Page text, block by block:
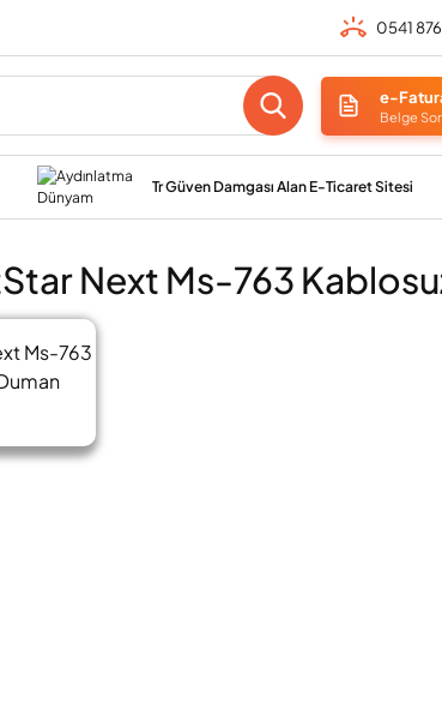
0541
e-
Belge
Tr Güven Damgası Alan E-Ticaret Sitesi
Next Ms-763
Ms-763